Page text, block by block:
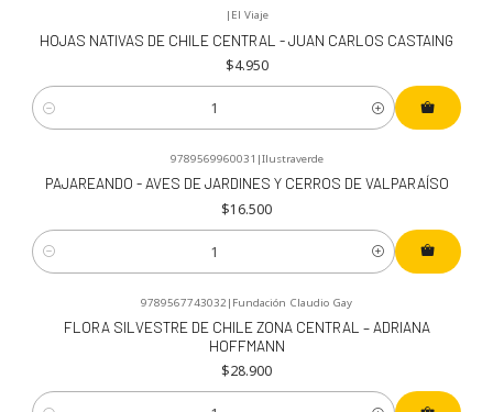
| El Viaje
HOJAS NATIVAS DE CHILE CENTRAL - JUAN CARLOS CASTAING
$4.950
Cantidad
9789569960031 |Ilustraverde
PAJAREANDO - AVES DE JARDINES Y CERROS DE VALPARAÍSO
$16.500
Cantidad
9789567743032| Fundación Claudio Gay
FLORA SILVESTRE DE CHILE ZONA CENTRAL – ADRIANA
HOFFMANN
$28.900